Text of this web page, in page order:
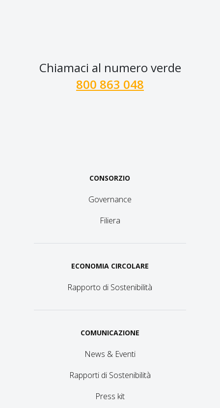
Chiamaci al numero verde
800 863 048
CONSORZIO
Governance
Filiera
ECONOMIA CIRCOLARE
Rapporto di Sostenibilità
COMUNICAZIONE
News & Eventi
Rapporti di Sostenibilità
Press kit